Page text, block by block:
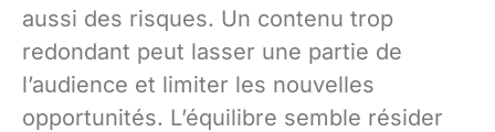
aussi des risques. Un contenu trop
redondant peut lasser une partie de
l’audience et limiter les nouvelles
opportunités. L’équilibre semble résider